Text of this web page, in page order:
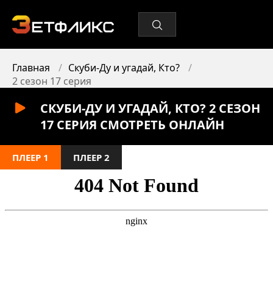
Главная
Скуби-Ду и угадай, Кто?
2 сезон 17 серия
СКУБИ-ДУ И УГАДАЙ, КТО? 2 СЕЗОН
17 СЕРИЯ СМОТРЕТЬ ОНЛАЙН
ПЛЕЕР 1 ПЛЕЕР 2